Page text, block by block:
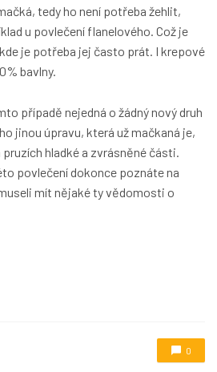
tedy ho není potřeba žehlit,
u povlečení flanelového. Což je
je potřeba jej často prát. I krepové
bavlny.
případě nejedná o žádný nový druh
jinou úpravu, která už mačkaná je,
hladké a zvrásněné části.
povlečení dokonce poznáte na
mít nějaké ty vědomosti o
0